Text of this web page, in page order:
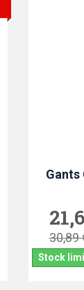
Gants
30,89
Stock